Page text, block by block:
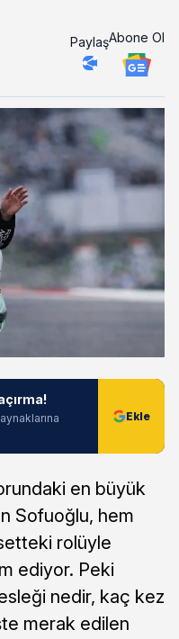
PaylaşAbone Ol
en büyük
Sofuoğlu, hem
rolüyle
ediyor. Peki
nedir, kaç kez
merak edilen